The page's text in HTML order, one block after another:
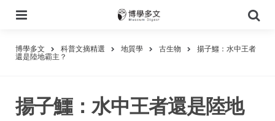
尋
博學多文 科普文摘精選 地質學 古生物 揚子鱷：水中王者
還是陸地霸主？
揚子鱷：水中王者還是陸地